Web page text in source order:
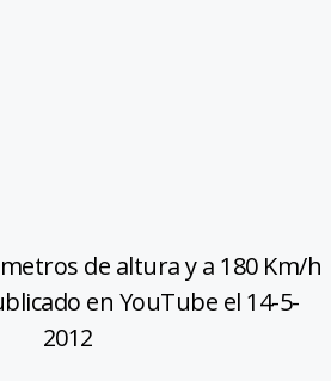
de altura y a 180 Km/h
en YouTube el 14-5-
2012